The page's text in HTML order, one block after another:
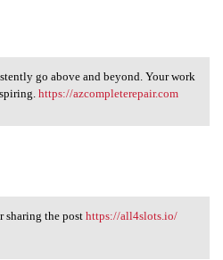
go above and
go above and beyond. Your work
https://azcompleterepair.com
sharing the post
sharing the post https://all4slots.io/